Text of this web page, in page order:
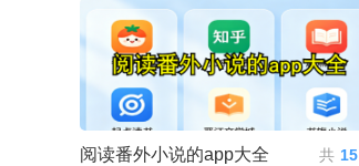
阅读番外小说的app大全 共 15